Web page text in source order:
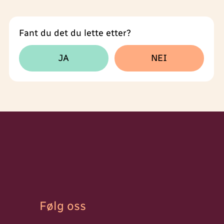
Fant du det du lette etter?
Tilbakemeldingsskjema
JA NEI
Følg oss